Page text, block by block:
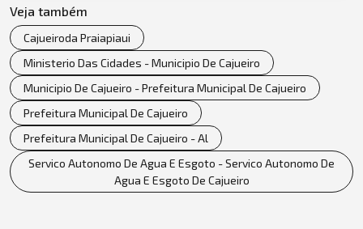
Veja também
Cajueiroda Praiapiaui
Ministerio Das Cidades - Municipio De Cajueiro
Municipio De Cajueiro - Prefeitura Municipal De Cajueiro
Prefeitura Municipal De Cajueiro
Prefeitura Municipal De Cajueiro - Al
Servico Autonomo De Agua E Esgoto - Servico Autonomo De
Agua E Esgoto De Cajueiro